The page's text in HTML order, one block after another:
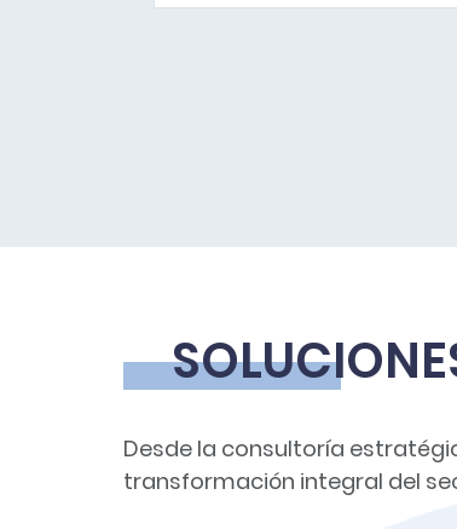
Desde la consultoría
transformación integral del